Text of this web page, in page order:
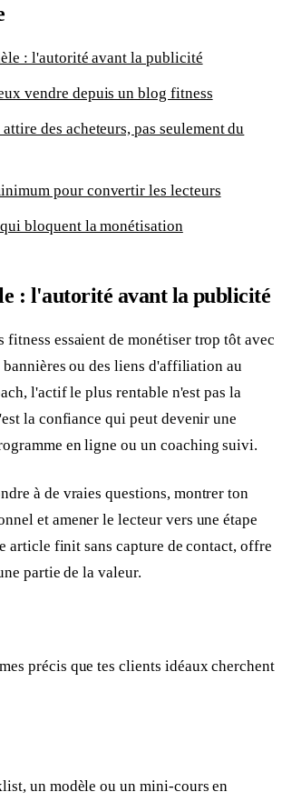
: l'autorité avant la publicité
vendre depuis un blog fitness
des acheteurs, pas seulement du
pour convertir les lecteurs
bloquent la monétisation
: l'autorité avant la publicité
fitness essaient de monétiser trop tôt avec
ou des liens d'affiliation au
l'actif le plus rentable n'est pas la
la confiance qui peut devenir une
en ligne ou un coaching suivi.
à de vraies questions, montrer ton
et amener le lecteur vers une étape
article finit sans capture de contact, offre
partie de la valeur.
précis que tes clients idéaux cherchent
un modèle ou un mini-cours en